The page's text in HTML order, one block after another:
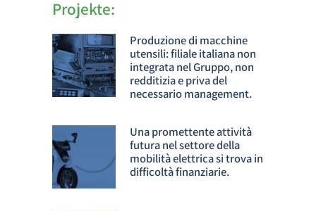
Projekte:
Produzione di macchine
utensili: filiale italiana non
integrata nel Gruppo, non
redditizia e priva del
necessario management.
Una promettente attività
futura nel settore della
mobilità elettrica si trova in
difficoltà finanziarie.